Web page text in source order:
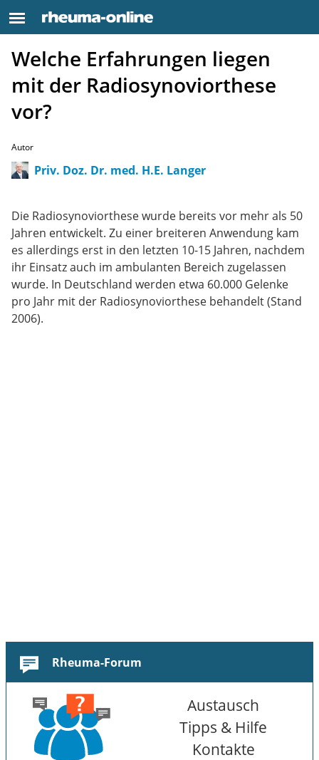
Welche Erfahrungen liegen
mit der Radiosynoviorthese
vor?
Autor
Priv. Doz. Dr. med. H.E. Langer
Die Radiosynoviorthese wurde bereits vor mehr als 50
Jahren entwickelt. Zu einer breiteren Anwendung kam
es allerdings erst in den letzten 10-15 Jahren, nachdem
ihr Einsatz auch im ambulanten Bereich zugelassen
wurde. In Deutschland werden etwa 60.000 Gelenke
pro Jahr mit der Radiosynoviorthese behandelt (Stand
2006).
Rheuma-Forum
Austausch
Tipps & Hilfe
Kontakte